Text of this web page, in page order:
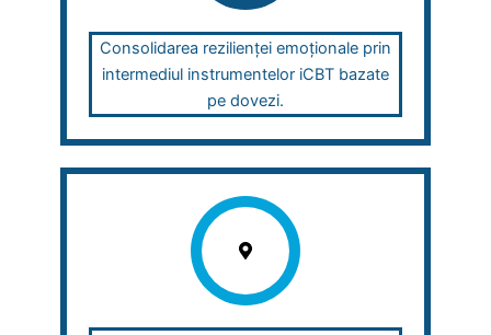
Consolidarea rezilienței emoționale prin
intermediul instrumentelor iCBT bazate
pe dovezi.